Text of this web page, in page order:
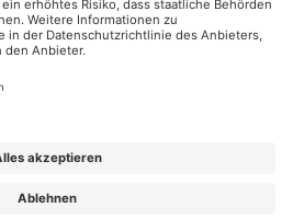
Zahlung per
Rechnung